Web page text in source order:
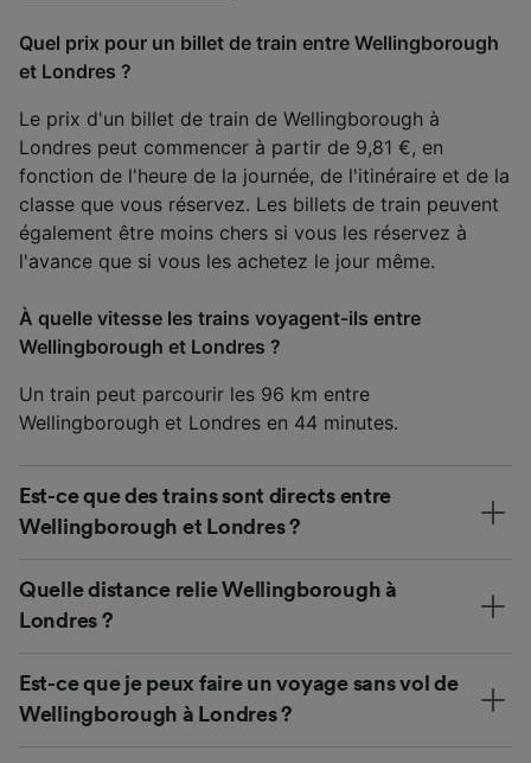
Quel prix pour un billet de train entre Wellingborough
et Londres ?
Le prix d'un billet de train de Wellingborough à
Londres peut commencer à partir de 9,81 €, en
fonction de l'heure de la journée, de l'itinéraire et de la
classe que vous réservez. Les billets de train peuvent
également être moins chers si vous les réservez à
l'avance que si vous les achetez le jour même.
À quelle vitesse les trains voyagent-ils entre
Wellingborough et Londres ?
Un train peut parcourir les 96 km entre
Wellingborough et Londres en 44 minutes.
Est-ce que des trains sont directs entre
Wellingborough et Londres ?
Quelle distance relie Wellingborough à
Londres ?
Est-ce que je peux faire un voyage sans vol de
Wellingborough à Londres ?